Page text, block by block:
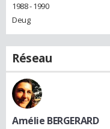
1988 - 1990
Deug
Réseau
Amélie BERGERARD